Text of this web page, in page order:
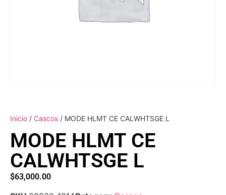
Inicio / Cascos / MODE HLMT CE CALWHTSGE L
MODE HLMT CE
CALWHTSGE L
$63,000.00